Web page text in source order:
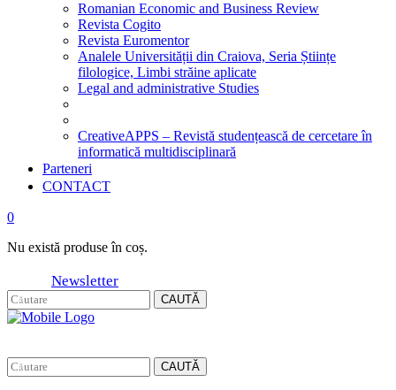
Romanian Economic and Business Review
Revista Cogito
Revista Euromentor
Analele Universității din Craiova, Seria Științe
filologice, Limbi străine aplicate
Legal and administrative Studies
CreativeAPPS – Revistă studențească de cercetare în
informatică multidisciplinară
Parteneri
CONTACT
0
Nu există produse în coș.
Newsletter
CAUTĂ
CAUTĂ